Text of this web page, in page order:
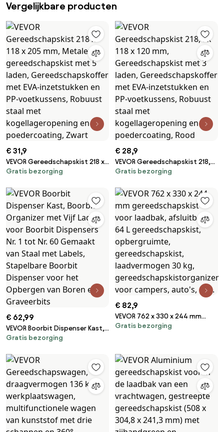
Vergelijkbare producten
€ 31,9
VEVOR Gereedschapskist 218 x
118 x 205 mm, Metalen
Gereedschapskoffer met EVA-
inzetstukken en PP-
voetkussens, Robuust staal
met kogellageropening en
poedercoating, Zwart
Gratis bezorging
€ 28,9
VEVOR Gereedschapskist 218,4
x 118 x 120 mm,
Gereedschapskoffer met EVA-
inzetstukken en PP-
voetkussens, Robuust staal
met kogellageropening en
poedercoating, Rood
Gratis bezorging
€ 62,99
VEVOR Boorbit Dispenser Kast,
Boorbit Organizer met Vijf
Nr. 1 tot Nr. 60 Gemaakt van
Staal met Labels, Stapelbare
Boorbit Dispenser voor het
Opbergen van Boren en
Graveerbits
Gratis bezorging
€ 82,9
VEVOR 762 x 330 x 244 mm
gereedschapskist voor
opbergruimte,
laadvermogen 30 kg,
gereedschapskistorganizer
voor campers, auto's, enz.
Gratis bezorging